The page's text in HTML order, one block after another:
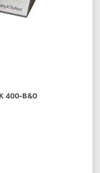
400-B&O